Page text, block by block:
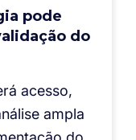
pode
do
acesso,
ampla